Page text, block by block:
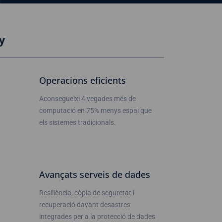
Operacions eficients
Aconsegueixi 4 vegades més de
computació en 75% menys espai que
els sistemes tradicionals.
Avançats serveis de dades
Resiliència, còpia de seguretat i
recuperació davant desastres
integrades per a la protecció de dades